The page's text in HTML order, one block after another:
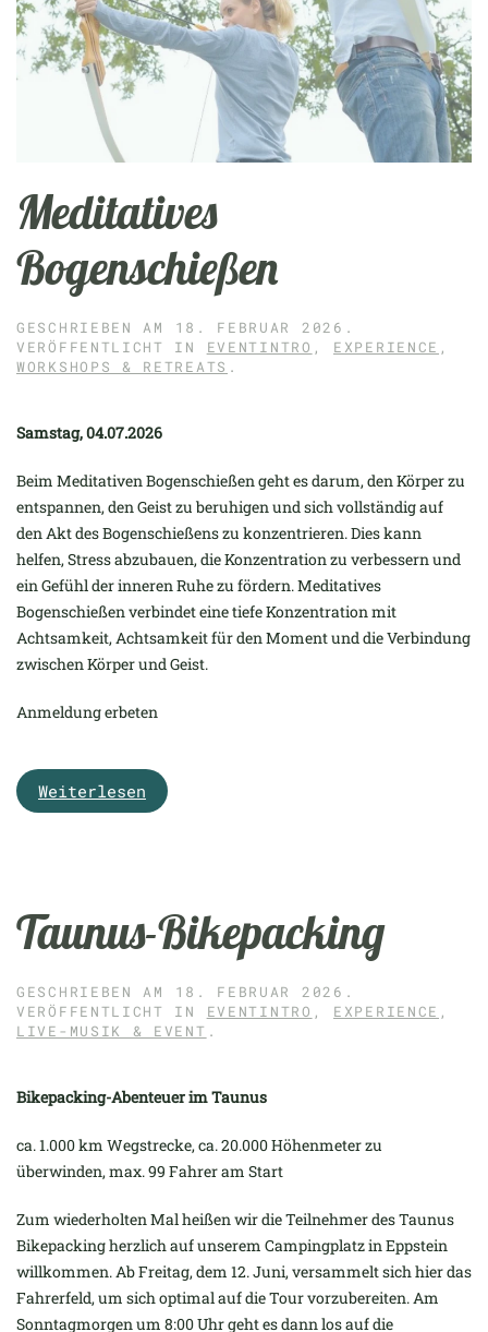
Meditatives
Bogenschießen
GESCHRIEBEN AM 18. FEBRUAR 2026 .
VERÖFFENTLICHT IN EVENTINTRO , EXPERIENCE ,
WORKSHOPS & RETREATS .
Samstag, 04.07.2026
Beim Meditativen Bogenschießen geht es darum, den Körper zu
entspannen, den Geist zu beruhigen und sich vollständig auf
den Akt des Bogenschießens zu konzentrieren. Dies kann
helfen, Stress abzubauen, die Konzentration zu verbessern und
ein Gefühl der inneren Ruhe zu fördern. Meditatives
Bogenschießen verbindet eine tiefe Konzentration mit
Achtsamkeit, Achtsamkeit für den Moment und die Verbindung
zwischen Körper und Geist.
Anmeldung erbeten
Weiterlesen
Taunus-Bikepacking
GESCHRIEBEN AM 18. FEBRUAR 2026 .
VERÖFFENTLICHT IN EVENTINTRO , EXPERIENCE ,
LIVE-MUSIK & EVENT .
Bikepacking-Abenteuer im Taunus
ca. 1.000 km Wegstrecke, ca. 20.000 Höhenmeter zu
überwinden, max. 99 Fahrer am Start
Zum wiederholten Mal heißen wir die Teilnehmer des Taunus
Bikepacking herzlich auf unserem Campingplatz in Eppstein
willkommen. Ab Freitag, dem 12. Juni, versammelt sich hier das
Fahrerfeld, um sich optimal auf die Tour vorzubereiten. Am
Sonntagmorgen um 8:00 Uhr geht es dann los auf die